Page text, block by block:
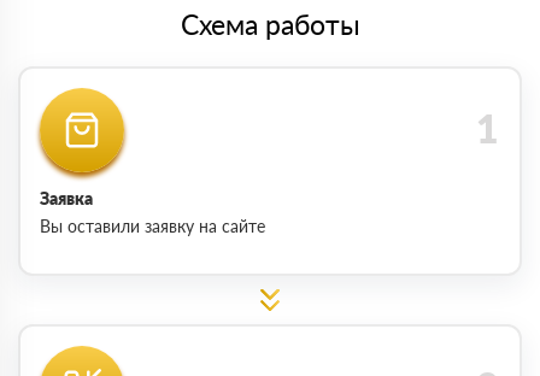
Схема работы
Заявка
Вы оставили заявку на сайте